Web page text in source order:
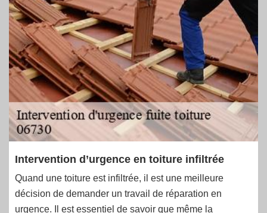
Intervention d’urgence en toiture infiltrée
Quand une toiture est infiltrée, il est une meilleure
décision de demander un travail de réparation en
urgence. Il est essentiel de savoir que même la